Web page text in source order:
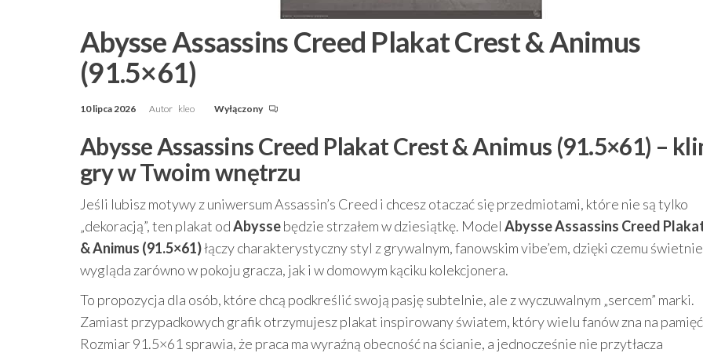
Abysse Assassins Creed Plakat Crest & Animus
(91.5×61)
10 lipca 2026 Autor kleo Wyłączony
Abysse Assassins Creed Plakat Crest & Animus (91.5×61) –
gry w Twoim wnętrzu
Jeśli lubisz motywy z uniwersum Assassin’s Creed i chcesz otaczać się przedmiotami, które nie są tylko
„dekoracją”, ten plakat odAbyssebędzie strzałem w dziesiątkę. Model Abysse Assassins Creed
& Animus (91.5×61)łączy charakterystyczny styl z grywalnym, fanowskim vibe’em, dzięki czemu świetnie
wygląda zarówno w pokoju gracza, jak i w domowym kąciku kolekcjonera.
To propozycja dla osób, które chcą podkreślić swoją pasję subtelnie, ale z wyczuwalnym „sercem” marki.
Zamiast przypadkowych grafik otrzymujesz plakat inspirowany światem, który wielu fanów zna na
Rozmiar 91.5×61 sprawia, że praca ma wyraźną obecność na ścianie, a jednocześnie nie przytłacza